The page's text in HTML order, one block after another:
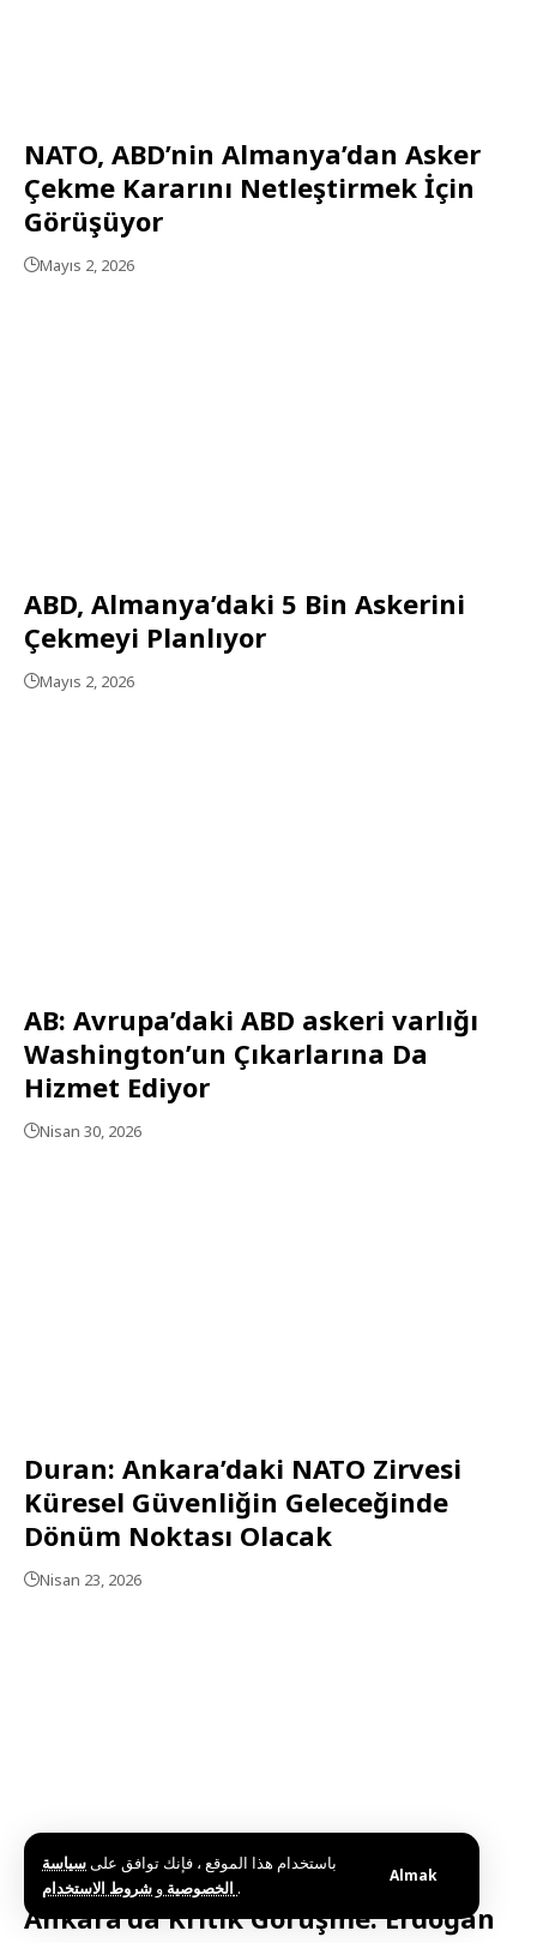
باستخدام هذا الموقع ، فإنك توافق علىسياسة
الخصوصية و .
Almak
NATO, ABD’nin Almanya’dan Asker
Çekme Kararını Netleştirmek İçin
Görüşüyor
Mayıs 2, 2026
ABD, Almanya’daki 5 Bin Askerini
Çekmeyi Planlıyor
Mayıs 2, 2026
AB: Avrupa’daki ABD askeri varlığı
Washington’un Çıkarlarına Da
Hizmet Ediyor
Nisan 30, 2026
Duran: Ankara’daki NATO Zirvesi
Küresel Güvenliğin Geleceğinde
Dönüm Noktası Olacak
Nisan 23, 2026
Ankara’da Kritik Görüşme: Erdoğan